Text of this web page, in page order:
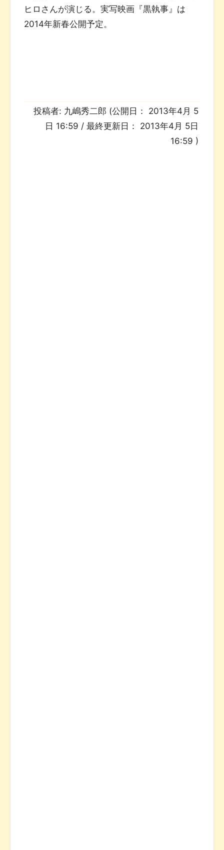
ヒロさんが演じる。実写映画『黒執事』は
2014年新春公開予定。
投稿者: 九嶋秀二郎 (公開日： 2013年4月 5
日 16:59 / 最終更新日： 2013年4月 5日
16:59 )